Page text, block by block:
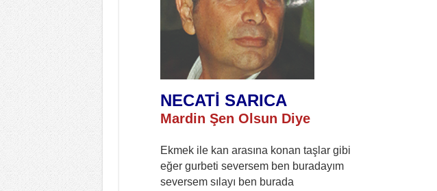
NECATİ SARICA
Mardin Şen Olsun Diye
Ekmek ile kan arasına konan taşlar gibi
eğer gurbeti seversem ben buradayım
seversem sılayı ben burada